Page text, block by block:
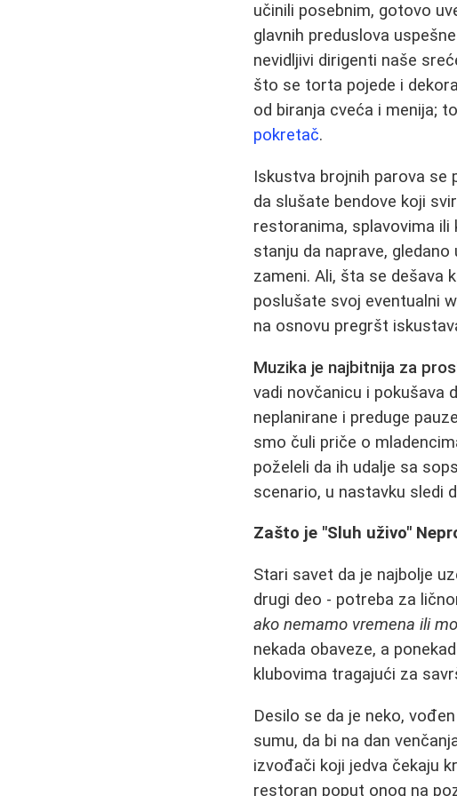
učinili posebnim, gotovo
glavnih preduslova
nevidljivi dirigenti naše
što se torta pojede i
od biranja cveća i menija;
pokretač.
Iskustva brojnih parova se
da slušate bendove koji
restoranima, splavovima ili
stanju da naprave,
zameni. Ali, šta se dešava
poslušate svoj eventualni
na osnovu pregršt
Muzika je najbitnija za
vadi novčanicu i pokušava
neplanirane i preduge
smo čuli priče o
poželeli da ih udalje sa
scenario, u nastavku sledi
Zašto je "Sluh uživo"
Stari savet da je najbolje
drugi deo - potreba za
ako nemamo vremena ili
nekada obaveze, a
klubovima tragajući za
Desilo se da je neko,
sumu, da bi na dan
izvođači koji jedva čekaju
restoran poput onog na